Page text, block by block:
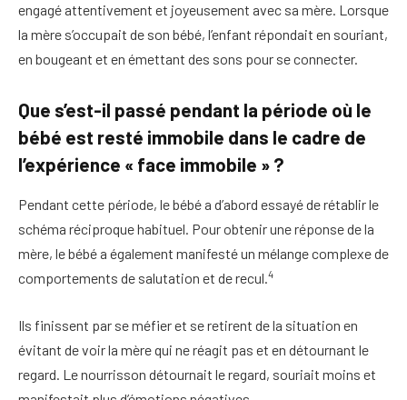
engagé attentivement et joyeusement avec sa mère. Lorsque
la mère s’occupait de son bébé, l’enfant répondait en souriant,
en bougeant et en émettant des sons pour se connecter.
Que s’est-il passé pendant la période où le
bébé est resté immobile dans le cadre de
l’expérience « face immobile » ?
Pendant cette période, le bébé a d’abord essayé de rétablir le
schéma réciproque habituel. Pour obtenir une réponse de la
mère, le bébé a également manifesté un mélange complexe de
comportements de salutation et de recul.4
Ils finissent par se méfier et se retirent de la situation en
évitant de voir la mère qui ne réagit pas et en détournant le
regard. Le nourrisson détournait le regard, souriait moins et